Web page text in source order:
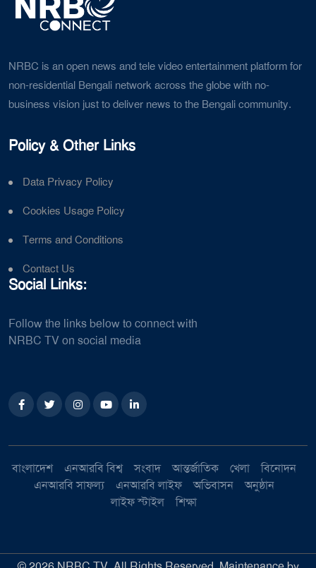
NRBC is an open news and tele video entertainment platform for
non-residential Bengali network across the globe with no-
business vision just to deliver news to the Bengali community.
Policy & Other Links
Data Privacy Policy
Cookies Usage Policy
Terms and Conditions
Contact Us
Social Links:
Follow the links below to connect with
NRBC TV on social media
বাংলাদেশ এনআরবি বিশ্ব সংবাদ আন্তর্জাতিক খেলা
বিনোদন
এনআরবি সাফল্য
এনআরবি লাইফ অভিবাসন
অনুষ্ঠান
লাইফ স্টাইল
শিক্ষা